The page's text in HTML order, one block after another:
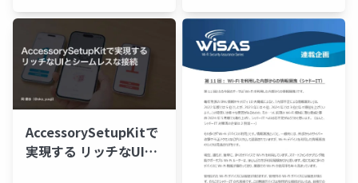
AccessorySetupKitで
実現する リッチなUIと